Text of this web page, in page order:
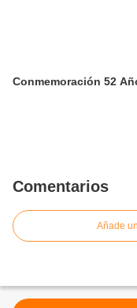
Conmemoración 52
Comentarios
Añade